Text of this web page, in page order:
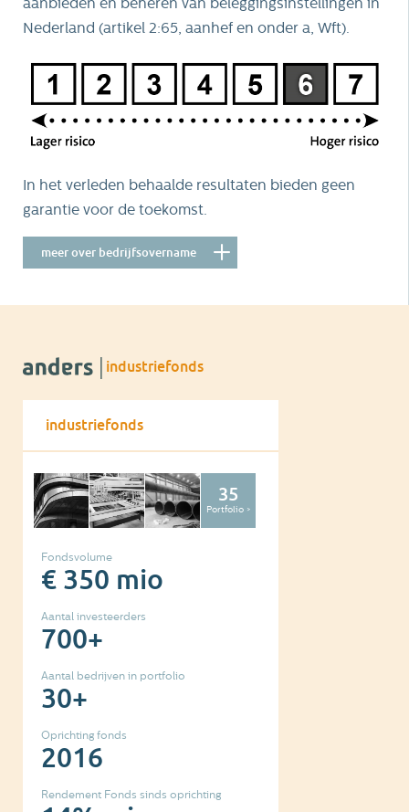
industriefonds
industriefonds
35
Portfolio >
Fondsvolume
€ 350 mio
Aantal investeerders
700+
Aantal bedrijven in portfolio
30+
Oprichting fonds
2016
Rendement Fonds sinds oprichting
aanbieden en beheren van beleggingsinstellingen in
Nederland (artikel 2:65, aanhef en onder a, Wft).
In het verleden behaalde resultaten bieden geen
garantie voor de toekomst.
meer over bedrijfsovername